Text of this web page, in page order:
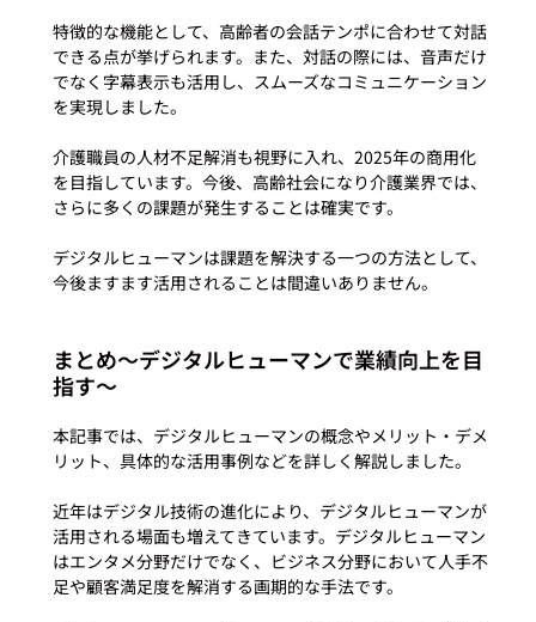
特徴的な機能として、高齢者の会話テンポに合わせて対話
できる点が挙げられます。また、対話の際には、音声だけ
でなく字幕表示も活用し、スムーズなコミュニケーション
を実現しました。
介護職員の人材不足解消も視野に入れ、2025年の商用化
を目指しています。今後、高齢社会になり介護業界では、
さらに多くの課題が発生することは確実です。
デジタルヒューマンは課題を解決する一つの方法として、
まとめ〜デジタルヒューマンで業績向上を目
指す〜
本記事では、デジタルヒューマンの概念やメリット・デメ
リット、具体的な活用事例などを詳しく解説しました。
近年はデジタル技術の進化により、デジタルヒューマンが
活用される場面も増えてきています。デジタルヒューマン
はエンタメ分野だけでなく、ビジネス分野において人手不
足や顧客満足度を解消する画期的な手法です。